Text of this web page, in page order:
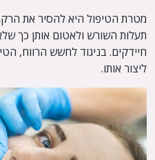
מטרת הטיפול היא להסיר את
תעלות השורש ולאטום אותן כך
חיידקים. בניגוד לחשש הרווח,
ליצור אותו.